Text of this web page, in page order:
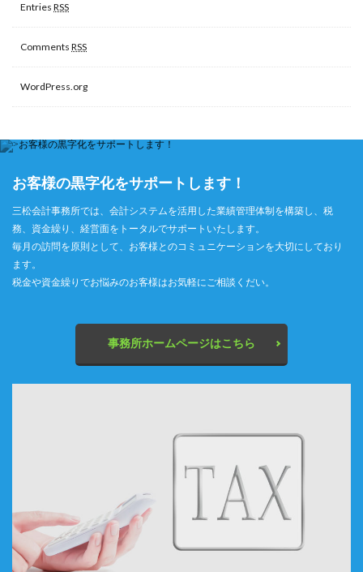
Entries RSS
Comments RSS
WordPress.org
お客様の黒字化をサポートします！
三松会計事務所では、会計システムを活用した業績管理体制を構築し、税
務、資金繰り、経営面をトータルでサポートいたします。
毎月の訪問を原則として、お客様とのコミュニケーションを大切にしており
ます。
税金や資金繰りでお悩みのお客様はお気軽にご相談くだい。
事務所ホームページはこちら